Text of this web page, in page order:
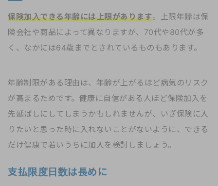
保険加入できる年齢には上限があります。上限年齢は保
険会社や商品によって異なりますが、70代や80代が多
く、なかには64歳までとされているものもあります。
年齢制限がある理由は、年齢が上がるほど病気のリスク
が高まるためです。健康に自信がある人ほど保険加入を
先延ばしにしてしまうかもしれませんが、いざ保険に入
りたいと思った時に入れないことがないように、できる
だけ健康で若いうちに加入を検討しましょう。
支払限度日数は長めに